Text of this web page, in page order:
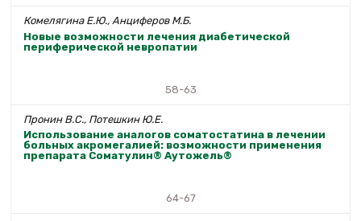
Комелягина Е.Ю., Анциферов М.Б.
Новые возможности лечения диабетической
периферической невропатии
58-63
Пронин В.С., Потешкин Ю.Е.
Использование аналогов соматостатина в лечении
больных акромегалией: возможности применения
препарата Соматулин® Аутожель®
64-67